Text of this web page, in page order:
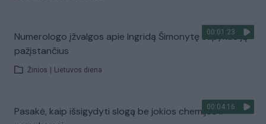
00:01:23
Numerologo įžvalgos apie Ingridą Šimonytę supykdė ją
pažįstančius
Žinios Lietuvos diena
00:04:16
Pasakė, kaip išsigydyti slogą be jokios chemijos ir